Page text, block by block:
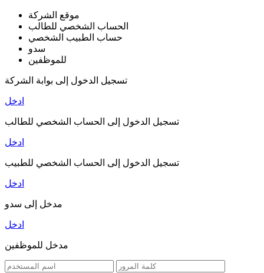
موقع الشركة
الحساب الشخصي للطالب
حساب الطبيب الشخصي
سدو
للموظفين
تسجيل الدخول إلى بوابة الشركة
ادخل
تسجيل الدخول إلى الحساب الشخصي للطالب
ادخل
تسجيل الدخول إلى الحساب الشخصي للطبيب
ادخل
مدخل إلى سدو
ادخل
مدخل للموظفين